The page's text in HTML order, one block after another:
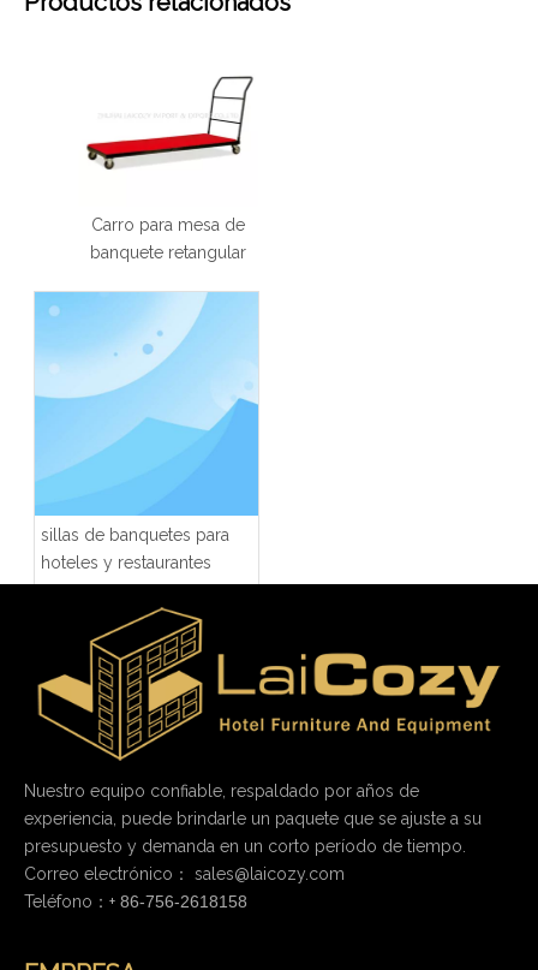
Carro para mesa de
banquete retangular
sillas de banquetes para
hoteles y restaurantes
Nuestro equipo confiable, respaldado por años de
experiencia, puede brindarle un paquete que se ajuste a su
presupuesto y demanda en un corto período de tiempo.
Correo electrónico： sales@laicozy.com
Teléfono：+ 86-756-2618158